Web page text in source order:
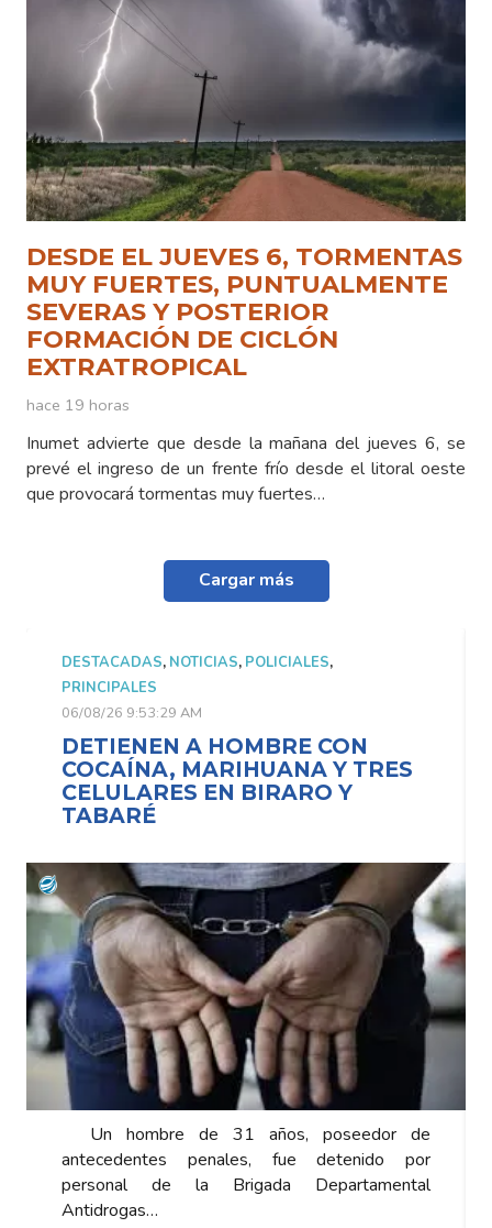
DESDE EL JUEVES 6, TORMENTAS
MUY FUERTES, PUNTUALMENTE
SEVERAS Y POSTERIOR
FORMACIÓN DE CICLÓN
EXTRATROPICAL
hace 19 horas
Inumet advierte que desde la mañana del jueves 6, se
prevé el ingreso de un frente frío desde el litoral oeste
que provocará tormentas muy fuertes…
Cargar más
DESTACADAS, NOTICIAS, POLICIALES,
PRINCIPALES
06/08/26 9:53:29 AM
DETIENEN A HOMBRE CON
COCAÍNA, MARIHUANA Y TRES
CELULARES EN BIRARO Y
TABARÉ
Un hombre de 31 años, poseedor de
antecedentes penales, fue detenido por
personal de la Brigada Departamental
Antidrogas…